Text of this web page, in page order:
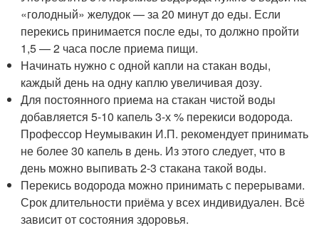
«голодный» желудок — за 20 минут до еды. Если
перекись принимается после еды, то должно пройти
1,5 — 2 часа после приема пищи.
Начинать нужно с одной капли на стакан воды,
каждый день на одну каплю увеличивая дозу.
Для постоянного приема на стакан чистой воды
добавляется 5-10 капель 3-х % перекиси водорода.
Профессор Неумывакин И.П. рекомендует принимать
не более 30 капель в день. Из этого следует, что в
день можно выпивать 2-3 стакана такой воды.
Перекись водорода можно принимать с перерывами.
Срок длительности приёма у всех индивидуален. Всё
зависит от состояния здоровья.